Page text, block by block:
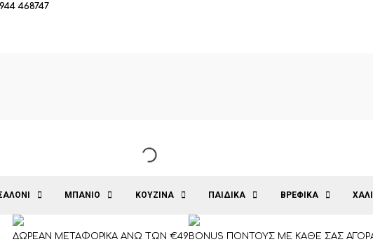
468747
ΜΠΑΝΙΟ ΚΟΥΖΙΝΑ ΠΑΙΔΙΚΑ ΒΡΕΦΙΚΑ
ΔΩΡΕΑΝ ΜΕΤΑΦΟΡΙΚΑ ΑΝΩ ΤΩΝ €49 BONUS ΠΟΝΤΟΥΣ ΜΕ ΚΑΘΕ ΣΑΣ